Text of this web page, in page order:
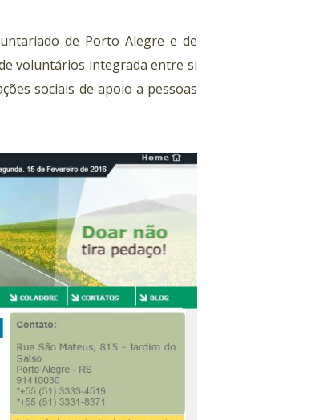
de Porto Alegre e de
voluntários integrada entre si
sociais de apoio a pessoas